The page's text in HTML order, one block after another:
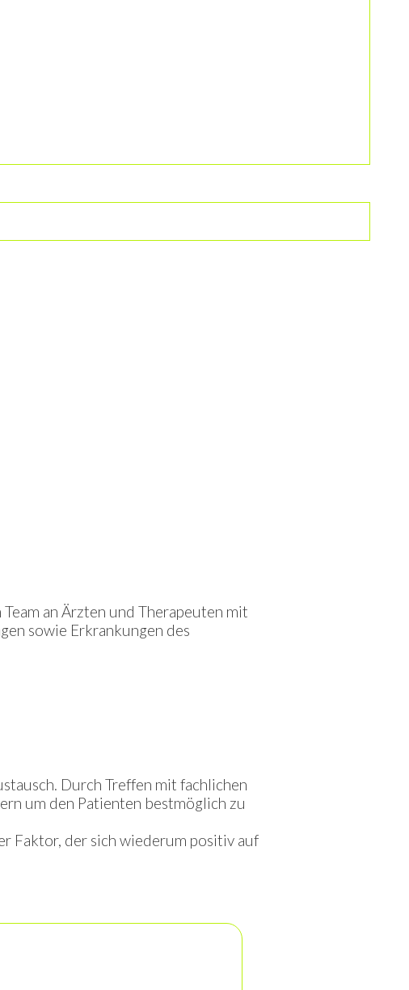
an Ärzten und Therapeuten mit
sowie Erkrankungen des
Durch Treffen mit fachlichen
um den Patienten bestmöglich zu
Faktor, der sich wiederum positiv auf